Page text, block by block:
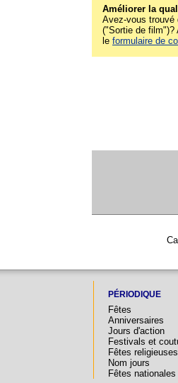
Améliorer la
Avez-vous trouvé
("Sortie de
le formulaire de
PÉRIODIQUE
Fêtes
Anniversaires
Jours d'action
Festivals et
Fêtes religieuses
Nom jours
Fêtes nationales